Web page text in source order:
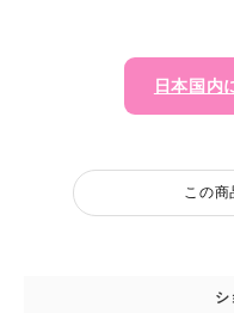
日本国内
この
シ